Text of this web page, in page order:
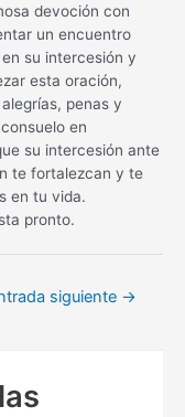
devoción con
un encuentro
su intercesión y
esta oración,
penas y
en
su intercesión ante
te fortalezcan y te
en tu vida.
pronto.
siguiente →